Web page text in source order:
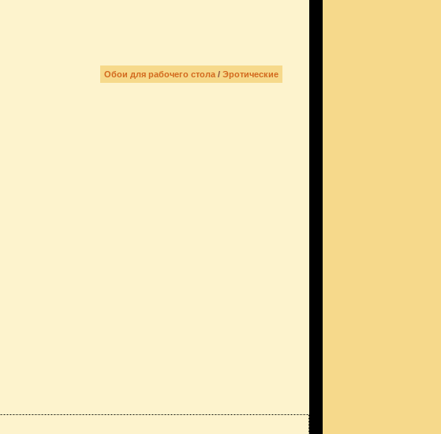
Обои для рабочего стола / Эротические